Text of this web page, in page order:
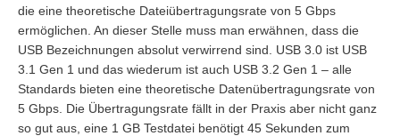
die eine theoretische Dateiübertragungsrate von 5 Gbps
ermöglichen. An dieser Stelle muss man erwähnen, dass die
USB Bezeichnungen absolut verwirrend sind. USB 3.0 ist USB
3.1 Gen 1 und das wiederum ist auch USB 3.2 Gen 1 – alle
Standards bieten eine theoretische Datenübertragungsrate von
5 Gbps. Die Übertragungsrate fällt in der Praxis aber nicht ganz
so gut aus, eine 1 GB Testdatei benötigt 45 Sekunden zum